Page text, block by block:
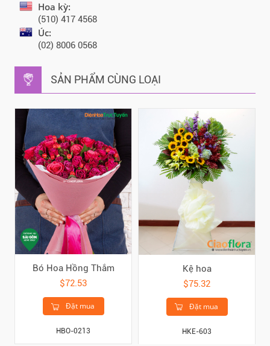
Hoa kỳ:
(510) 417 4568
Úc:
(02) 8006 0568
SẢN PHẨM CÙNG LOẠI
Bó Hoa Hồng Thắm
$72.53
Đặt mua
HBO-0213
Kệ hoa
$75.32
Đặt mua
HKE-603